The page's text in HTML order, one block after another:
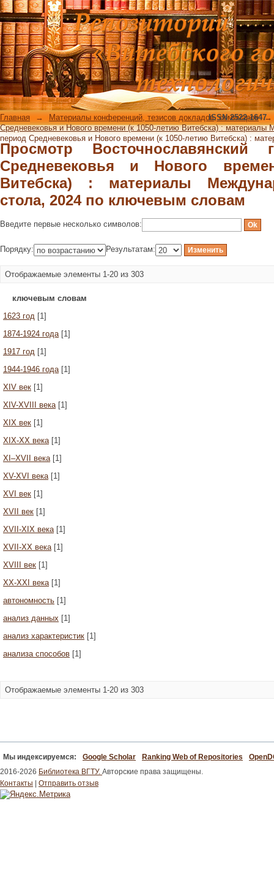
Просмотр Восточнославянский
времени (к 1050-летию
стола, 2024 по ключевым словам
Главная → Материалы конференций, тезисов докладов, семинаров →
Средневековья и Нового времени (к 1050-летию Витебска) : материалы
период Средневековья и Нового времени (к 1050-летию Витебска) :
ISSN 2522-1647
Просмотр
Средневековья и Нового
Витебска) : материалы
стола, 2024 по ключевым словам
Введите первые несколько символов:
Порядку: Результатам:
Отображаемые элементы 1-20 из 303
ключевым словам
1623 год [1]
1874-1924 года[1]
1917 год [1]
1944-1946 года[1]
XIV век [1]
XIV-XVIII века[1]
XIX век [1]
XIX-XX века[1]
XI–XVII века[1]
XV-XVI века[1]
XVI век [1]
XVII век [1]
XVII-XIX века[1]
XVII-XX века[1]
XVIII век [1]
XX-XXI века[1]
автономность [1]
анализ данных [1]
анализ характеристик [1]
анализа способов [1]
Отображаемые элементы 1-20 из 303
Мы индексируемся: Google Scholar Ranking Web of Repositories
2016-2026 Библиотека ВГТУ. Авторские права защищены.
Контакты
Отправить отзыв